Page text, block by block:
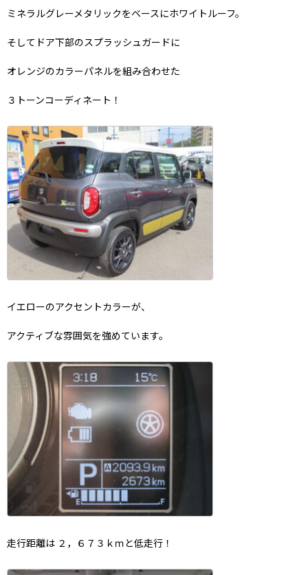
ミネラルグレーメタリックをベースにホワイトルーフ。
そしてドア下部のスプラッシュガードに
オレンジのカラーパネルを組み合わせた
３トーンコーディネート！
イエローのアクセントカラーが、
アクティブな雰囲気を強めています。
走行距離は ２，６７３ｋｍと低走行！